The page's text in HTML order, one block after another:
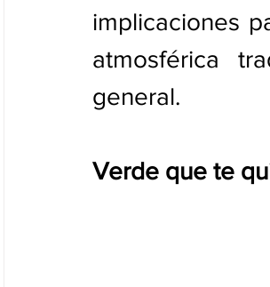
implicaciones
atmosférica
general.
Verde que te